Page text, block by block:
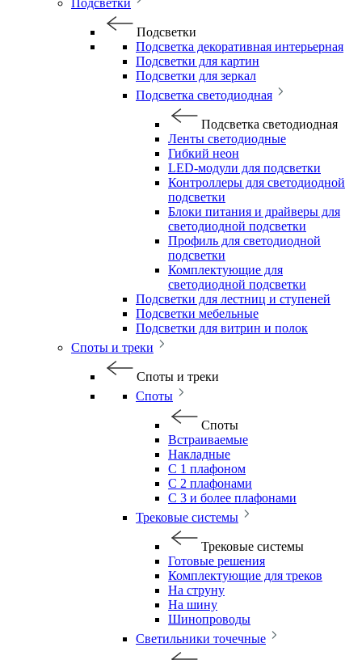
Подсветки
Подсветки
Подсветка декоративная интерьерная
Подсветки для картин
Подсветки для зеркал
Подсветка светодиодная
Подсветка светодиодная
Ленты светодиодные
Гибкий неон
LED-модули для подсветки
Контроллеры для светодиодной
подсветки
Блоки питания и драйверы для
светодиодной подсветки
Профиль для светодиодной
подсветки
Комплектующие для
светодиодной подсветки
Подсветки для лестниц и ступеней
Подсветки мебельные
Подсветки для витрин и полок
Споты и треки
Споты и треки
Споты
Споты
Встраиваемые
Накладные
С 1 плафоном
С 2 плафонами
С 3 и более плафонами
Трековые системы
Трековые системы
Готовые решения
Комплектующие для треков
На струну
На шину
Шинопроводы
Светильники точечные